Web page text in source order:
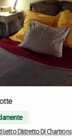
Letto Distretto Di Chartrons